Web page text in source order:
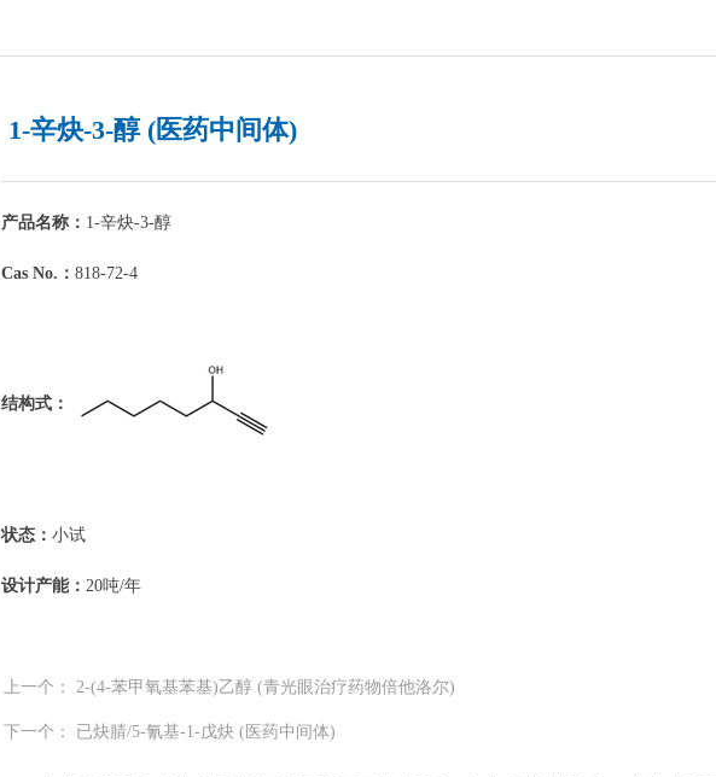
1-辛炔-3-醇 (医药中间体)
上一个： 2-(4-苯甲氧基苯基)乙醇 (青光眼治疗药物倍他洛尔)
下一个： 已炔腈/5-氰基-1-戊炔 (医药中间体)
产品名称： 1-辛炔-3-醇
Cas No.： 818-72-4
结构式：
状态： 小试
设计产能： 20吨/年